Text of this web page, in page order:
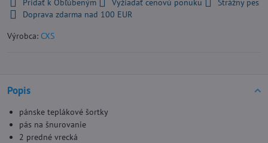
Pridať k Obľúbeným Vyžiadať cenovú ponuku
Strážny pes
Doprava zdarma nad 100 EUR
Výrobca: CXS
Popis
pánske teplákové šortky
pás na šnurovanie
2 predné vrecká